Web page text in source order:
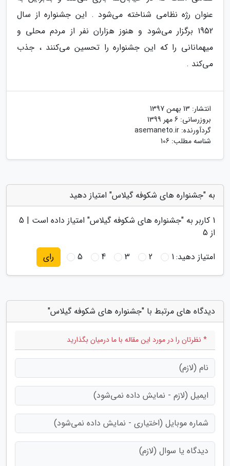
عنوان رژه نظامی شناخته می‌شود . این جشنواره از سال
1952 برگزار می‌شود و هنوز هزاران نفر از مردم محلی و
میهمانانی را که این جشنواره را تحسین می‌کنند ، جذب
می‌کند .
انتشار: 13 بهمن 1397
بروزرسانی: 6 مهر 1399
گردآورنده: asemaneto.ir
شناسه مطلب: 106
به "جشنواره های شکوفه گیلاس" امتیاز دهید
1 کاربر به "جشنواره های شکوفه گیلاس" امتیاز داده است | 5
از 5
امتیاز دهید:1
2
3
4
5 رای
دیدگاه های مرتبط با "جشنواره های شکوفه گیلاس"
* نظرتان را در مورد این مقاله با ما درمیان بگذارید